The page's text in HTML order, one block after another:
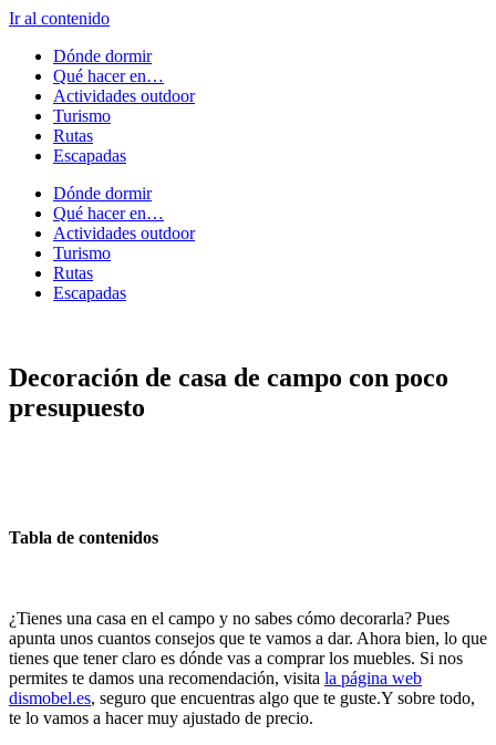
Ir al contenido
Dónde dormir
Qué hacer en…
Actividades outdoor
Turismo
Rutas
Escapadas
Dónde dormir
Qué hacer en…
Actividades outdoor
Turismo
Rutas
Escapadas
Decoración de casa de campo con poco
presupuesto
Tabla de contenidos
¿Tienes una casa en el campo y no sabes cómo decorarla? Pues
apunta unos cuantos consejos que te vamos a dar. Ahora bien, lo que
tienes que tener claro es dónde vas a comprar los muebles. Si nos
permites te damos una recomendación, visita la página web
dismobel.es, seguro que encuentras algo que te guste.Y sobre todo,
te lo vamos a hacer muy ajustado de precio.